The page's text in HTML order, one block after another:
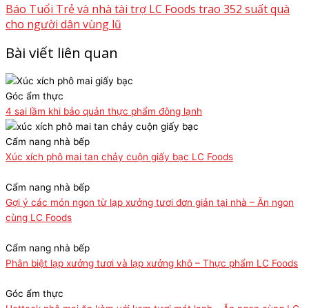
Báo Tuổi Trẻ và nhà tài trợ LC Foods trao 352 suất quà
cho người dân vùng lũ
Bài viết liên quan
Góc ẩm thực
4 sai lầm khi bảo quản thực phẩm đông lạnh
Cẩm nang nhà bếp
Xúc xích phô mai tan chảy cuộn giấy bạc LC Foods
Cẩm nang nhà bếp
Gợi ý các món ngon từ lạp xưởng tươi đơn giản tại nhà – Ăn ngon
cùng LC Foods
Cẩm nang nhà bếp
Phân biệt lạp xưởng tươi và lạp xưởng khô – Thực phẩm LC Foods
Góc ẩm thực